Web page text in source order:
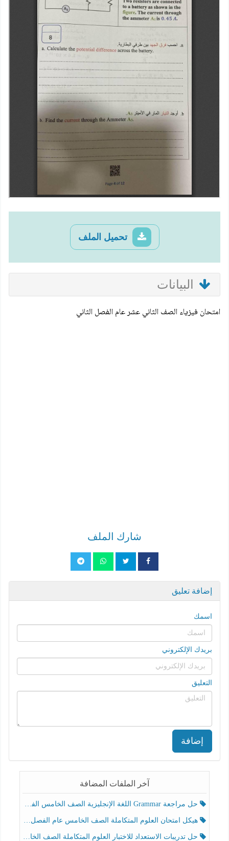
تحميل الملف
البيانات
امتحان فيزياء الصف الثاني عشر عام الفصل الثاني
شارك الملف
إضافة تعليق
اسمك
بريدك الإلكتروني
التعليق
إضافة
آخر الملفات المضافة
حل مراجعة Grammar اللغة الإنجليزية الصف الخامس الفصل الثالث
هيكل امتحان العلوم المتكاملة الصف الخامس عام الفصل الدراسي الثالث 2025-2026
حل تدريبات الاستعداد للاختبار العلوم المتكاملة الصف الخامس عام الفصل الثالث